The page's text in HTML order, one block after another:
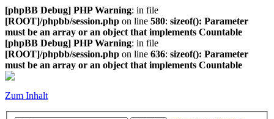
[phpBB Debug] PHP Warning: in file
[ROOT]/phpbb/session.php on line 580: sizeof(): Parameter
must be an array or an object that implements Countable
[phpBB Debug] PHP Warning: in file
[ROOT]/phpbb/session.php on line 636: sizeof(): Parameter
must be an array or an object that implements Countable
Zum Inhalt